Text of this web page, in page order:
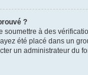
?
soumettre à des
été placé dans un
un administrateur du